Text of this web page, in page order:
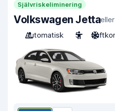
Självriskeliminering
Volkswagen Jetta
Automatisk
5